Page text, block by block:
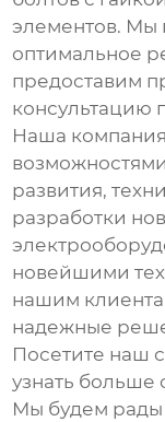
элементов. Мы
оптимальное
предоставим
консультацию
Наша
развития,
разработки
новейшими
нашим
надежные
Посетите наш
узнать больше
Мы будем рады